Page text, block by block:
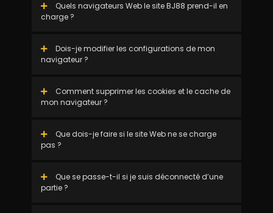
Quels navigateurs Web le site BJ88 prend-il en
charge ?
Dois-je modifier les configurations de mon
navigateur ?
Comment supprimer les cookies et le cache de
mon navigateur ?
Que dois-je faire si le site Web ne se charge
pas ?
Que se passe-t-il si je suis déconnecté d’une
partie ?